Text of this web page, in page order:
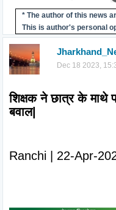
* The author of this news
This is author's personal
Dec 18 2023,
शिक्षक ने छात्र के माथे
बवाल|
Ranchi | 22-Apr-